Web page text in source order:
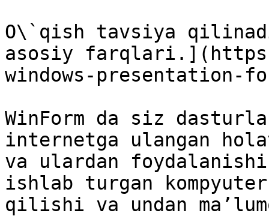
O\`qish tavsiya
asosiy
windows-presentation-
WinForm da siz
internetga ulangan
va ulardan
ishlab turgan
qilishi va undan